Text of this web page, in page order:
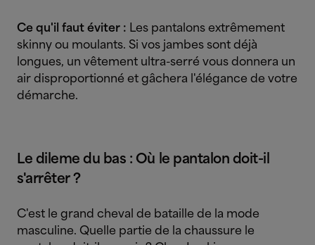
Ce qu'il faut éviter : Les pantalons extrêmement
skinny ou moulants. Si vos jambes sont déjà
longues, un vêtement ultra-serré vous donnera un
air disproportionné et gâchera l'élégance de votre
démarche.
Le dileme du bas : Où le pantalon doit-il
s'arrêter ?
C'est le grand cheval de bataille de la mode
masculine. Quelle partie de la chaussure le